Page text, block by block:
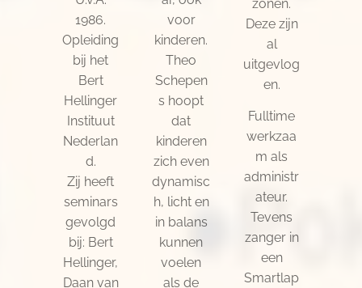
1986.
Opleiding
bij het
Bert
Hellinger
Instituut
Nederlan
d.
Zij heeft
seminars
gevolgd
bij: Bert
Hellinger,
Daan van
voor
kinderen.
Theo
Schepen
s hoopt
dat
kinderen
zich even
dynamisc
h, licht en
in balans
kunnen
voelen
als de
zonen.
Deze zijn
al
uitgevlog
en.
Fulltime
werkzaa
m als
administr
ateur.
Tevens
zanger in
een
Smartlap